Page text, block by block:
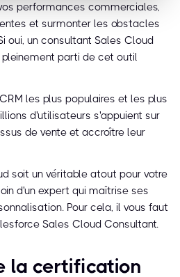
performances commerciales,
et surmonter les obstacles
oui, un consultant Sales Cloud
parti de cet outil
les plus populaires et les plus
d'utilisateurs s'appuient sur
de vente et accroître leur
soit un véritable atout pour votre
d'un expert qui maîtrise ses
Pour cela, il vous faut
Sales Cloud Consultant.
la certification